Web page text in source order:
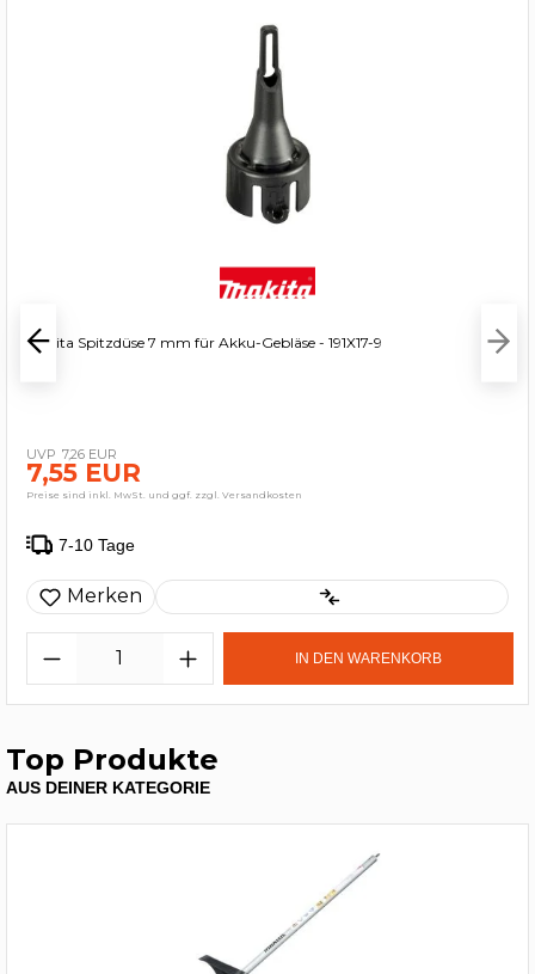
Makita Spitzdüse 7 mm für Akku-Gebläse - 191X17-9
7,26 EUR
7,55 EUR
Preise sind inkl. MwSt. und ggf. zzgl. Versandkosten
7-10 Tage
Merken
IN DEN WARENKORB
Top Produkte
AUS DEINER KATEGORIE